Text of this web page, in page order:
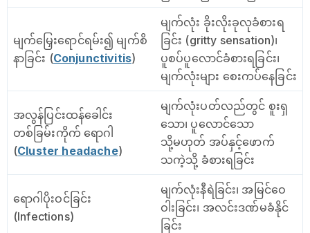
မျက်မြှေးရောင်ရမ်း၍ မျက်စိ
နာခြင်း (Conjunctivitis)
မျက်လုံး ခိုးလိုးခုလုခံစားရ
ခြင်း (gritty sensation)၊
ပူစပ်ပူလောင်ခံစားရခြင်း၊
မျက်လုံးများ စေးကပ်နေခြင်း
အလွန်ပြင်းထန်ခေါင်း
တစ်ခြမ်းကိုက် ရောဂါ
(Cluster headache)
မျက်လုံးပတ်လည်တွင် စူးရှ
သော၊ ပူလောင်သော
သို့မဟုတ် အပ်နှင့်ဖောက်
သကဲ့သို့ ခံစားရခြင်း
ရောဂါပိုးဝင်ခြင်း
(Infections)
မျက်လုံးနီရဲခြင်း၊ အမြင်ဝေ
ဝါးခြင်း၊ အလင်းဒဏ်မခံနိုင်
ခြင်း